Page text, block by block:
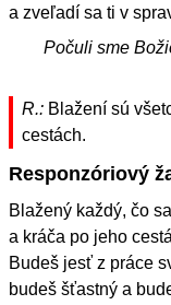
a zveľadí sa ti v
Počuli sme
R.: Blažení sú
cestách.
Responzóriový
Blažený každý, čo
a kráča po jeho
Budeš jesť z práce
budeš šťastný a